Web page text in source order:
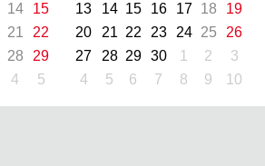
14
15
21
22
28
29
4 5
13
14 15 16 17 18
19
20
21 22 23 24 25
26
27
28 29 30 1 2
3
4
5 6 7 8 9 10